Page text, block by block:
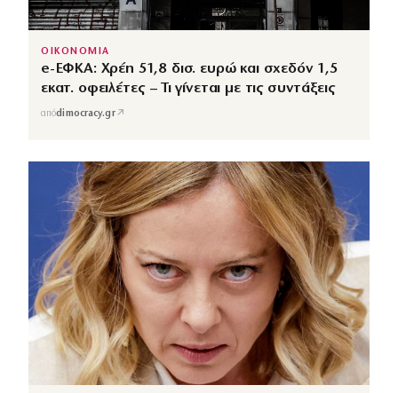
ΟΙΚΟΝΟΜΙΑ
e-ΕΦΚΑ: Χρέη 51,8 δισ. ευρώ και σχεδόν 1,5
εκατ. οφειλέτες – Τι γίνεται με τις συντάξεις
απόdimocracy.gr↗